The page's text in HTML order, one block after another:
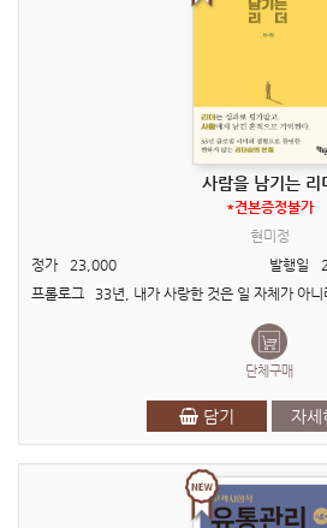
사람을 남기는 리
*견본증정불가
현미정
정가
23,000 발행일
단체구매
담기 자세